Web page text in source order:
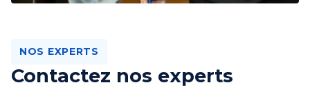
NOS EXPERTS
Contactez nos experts